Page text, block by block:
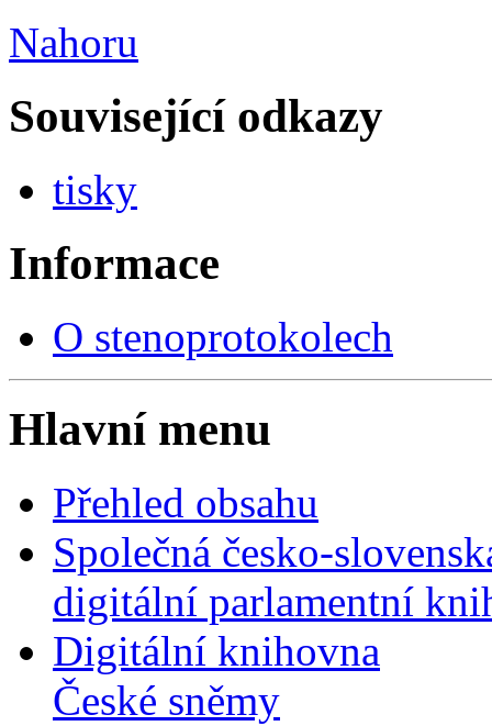
Nahoru
Související odkazy
tisky
Informace
O stenoprotokolech
Hlavní menu
Přehled obsahu
Společná česko-
digitální parlamentní
Digitální knihovna
České sněmy